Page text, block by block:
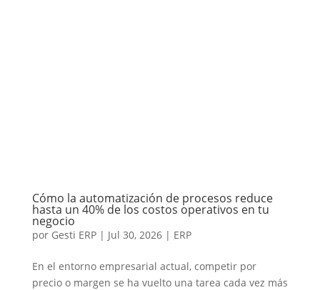
Cómo la automatización de procesos reduce
hasta un 40% de los costos operativos en tu
negocio
por Gesti ERP| Jul 30, 2026| ERP
En el entorno empresarial actual, competir por
precio o margen se ha vuelto una tarea cada vez más